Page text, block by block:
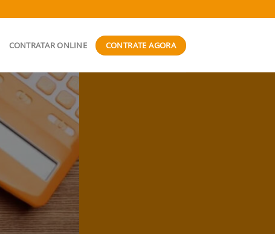
CONTRATAR ONLINE CONTRATE AGORA